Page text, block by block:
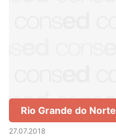
Rio Grande do Norte
27.07.2018